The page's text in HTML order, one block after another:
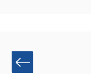
Previous